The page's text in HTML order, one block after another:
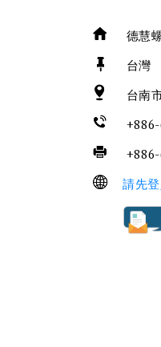
德慧
台灣
台南
請先